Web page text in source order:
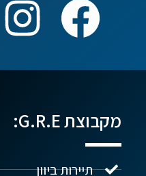
מקבוצת G.R.E:
תיירות ביוון